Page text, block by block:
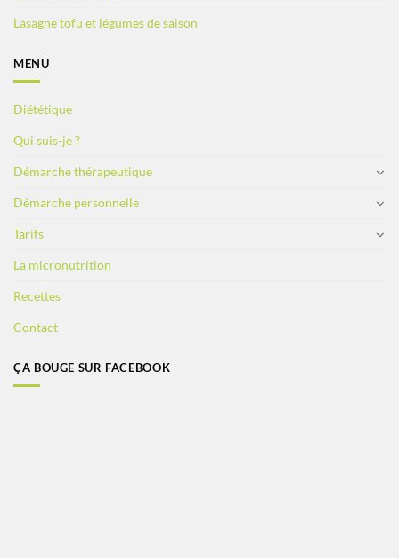
Lasagne tofu et légumes de saison
MENU
Diététique
Qui suis-je ?
Démarche thérapeutique
Démarche personnelle
Tarifs
La micronutrition
Recettes
Contact
ÇA BOUGE SUR FACEBOOK